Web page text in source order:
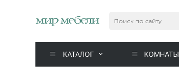
КАТАЛОГ КОМНАТЫ